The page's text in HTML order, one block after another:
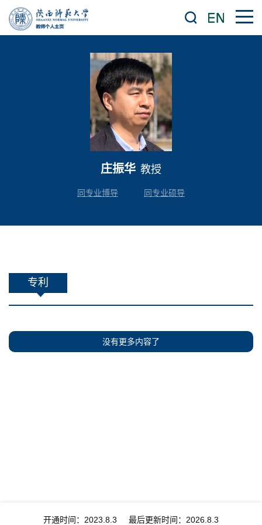
庄振华 教授
同专业博导 同专业硕导
专利
没有更多内容了
开通时间： 2023 8 3 最后更新时间： 2026 8 3